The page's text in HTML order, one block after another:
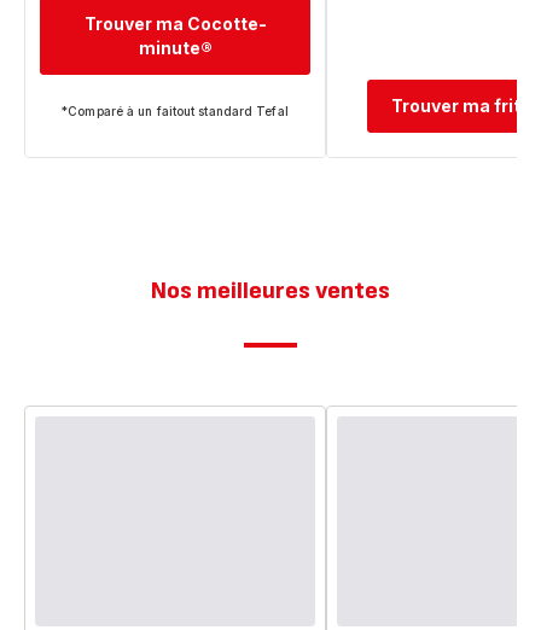
Trouver ma Cocotte-
minute®
*Comparé à un faitout standard Tefal Trouver ma
Nos meilleures ventes